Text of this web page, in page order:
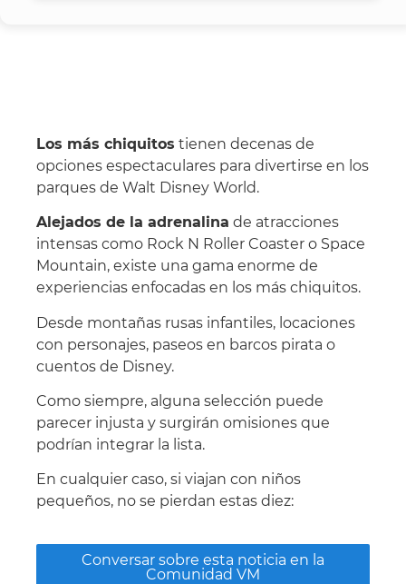
Los más chiquitos tienen decenas de
opciones espectaculares para divertirse en los
parques de Walt Disney World.
Alejados de la adrenalina de atracciones
intensas como Rock N Roller Coaster o Space
Mountain, existe una gama enorme de
experiencias enfocadas en los más chiquitos.
Desde montañas rusas infantiles, locaciones
con personajes, paseos en barcos pirata o
cuentos de Disney.
Como siempre, alguna selección puede
parecer injusta y surgirán omisiones que
podrían integrar la lista.
En cualquier caso, si viajan con niños
pequeños, no se pierdan estas diez:
Conversar sobre esta noticia en la
Comunidad VM